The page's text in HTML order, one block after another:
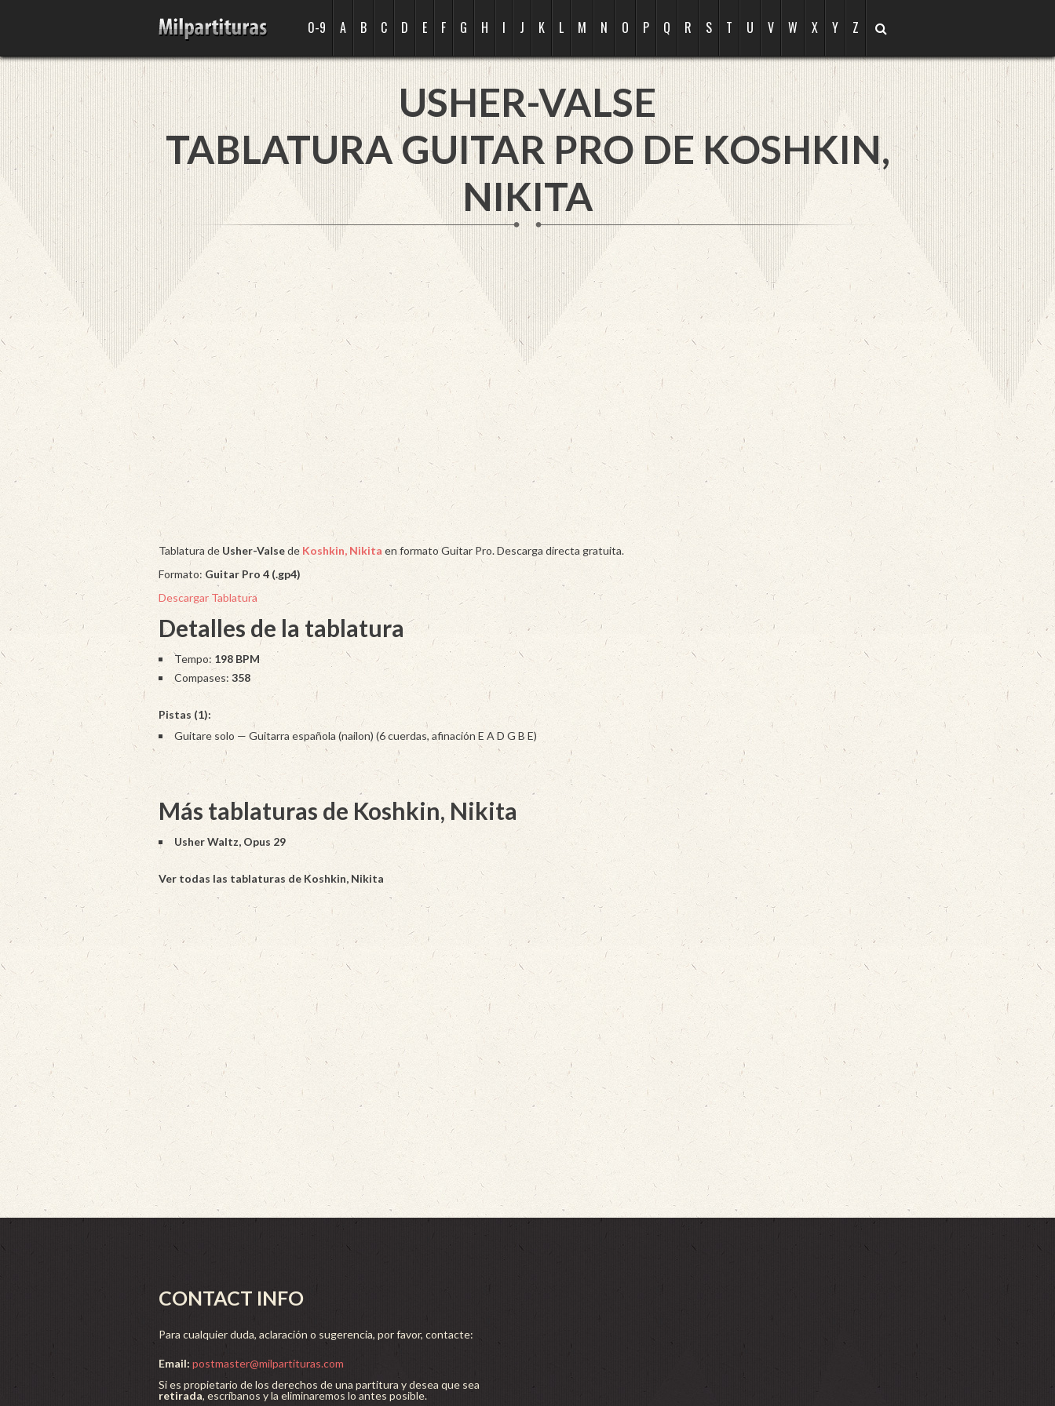
0-9 A B C D E F G H I J K L M N O P Q R S T U V W X Y Z
USHER-VALSE
TABLATURA GUITAR PRO DEKOSHKIN,
NIKITA
Tablatura de Usher-Valsede Koshkin, Nikita en formato Guitar Pro. Descarga directa gratuita.
Formato: Guitar Pro 4 (.gp4)
Descargar Tablatura
Detalles de la tablatura
Tempo: 198 BPM
Compases: 358
Pistas (1):
Guitare solo — Guitarra española (nailon) (6 cuerdas, afinación E A D G B E)
Más tablaturas de Koshkin, Nikita
Usher Waltz, Opus 29
Ver todas las tablaturas de Koshkin, Nikita
CONTACT INFO
Para cualquier duda, aclaración o sugerencia, por favor, contacte:
Email: postmaster@milpartituras.com
Si es propietario de los derechos de una partitura y desea que sea
retirada, escríbanos y la eliminaremos lo antes posible.